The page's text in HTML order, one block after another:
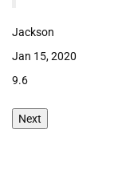
Jackson
Jan 15, 2020
9.6
Next